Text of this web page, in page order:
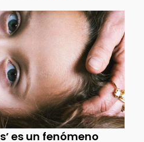
es un fenómeno